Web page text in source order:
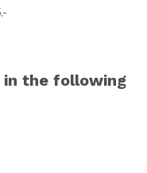
in the following